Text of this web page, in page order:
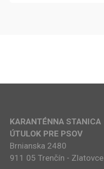
KARANTÉNNA STANICA
ÚTULOK PRE PSOV
Brnianska 2480
911 05 Trenčín - Zlatovce